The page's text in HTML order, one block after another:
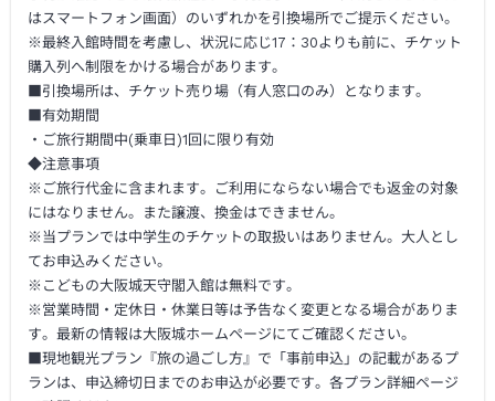
はスマートフォン画面）のいずれかを引換場所でご提示ください。
※最終入館時間を考慮し、状況に応じ17：30よりも前に、チケット
購入列へ制限をかける場合があります。
■引換場所は、チケット売り場（有人窓口のみ）となります。
■有効期間
・ご旅行期間中(乗車日)1回に限り有効
◆注意事項
※ご旅行代金に含まれます。ご利用にならない場合でも返金の対象
にはなりません。また譲渡、換金はできません。
※当プランでは中学生のチケットの取扱いはありません。大人とし
てお申込みください。
※こどもの大阪城天守閣入館は無料です。
※営業時間・定休日・休業日等は予告なく変更となる場合がありま
す。最新の情報は大阪城ホームページにてご確認ください。
■現地観光プラン『旅の過ごし方』で「事前申込」の記載があるプ
ランは、申込締切日までのお申込が必要です。各プラン詳細ページ